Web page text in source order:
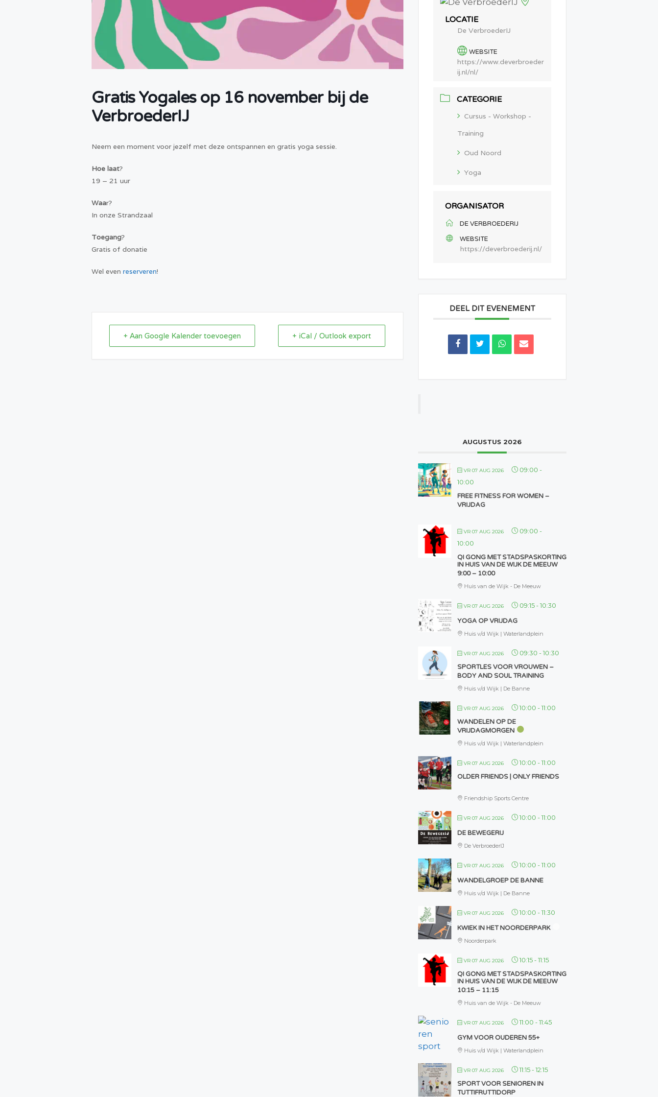
Gratis Yogales op 16 november bij de
VerbroederIJ
Neem een moment voor jezelf met deze ontspannen en gratis yoga sessie.
Hoe laat?
19 – 21 uur
Waar?
In onze Strandzaal
Toegang?
Gratis of donatie
Wel even reserveren!
+ Aan Google Kalender toevoegen + iCal / Outlook export
LOCATIE
De VerbroederIJ
WEBSITE
https://www.deverbroeder
ij.nl/nl/
CATEGORIE
Cursus - Workshop -
Training
Oud Noord
Yoga
ORGANISATOR
DE VERBROEDERIJ
WEBSITE
https://deverbroederij.nl/
DEEL DIT EVENEMENT
AUGUSTUS 2026
VR 07 AUG 2026 09:00 -
10:00
FREE FITNESS FOR WOMEN –
VRIJDAG
VR 07 AUG 2026 09:00 -
10:00
QI GONG MET STADSPASKORTING
IN HUIS VAN DE WIJK DE MEEUW
9:00 – 10:00
Huis van de Wijk - De Meeuw
VR 07 AUG 2026 09:15-10:30
YOGA OP VRIJDAG
Huis v/d Wijk | Waterlandplein
VR 07 AUG 2026 09:30 -10:30
SPORTLES VOOR VROUWEN –
BODY AND SOUL TRAINING
Huis v/d Wijk | De Banne
VR 07 AUG 2026 10:00 -11:00
WANDELEN OP DE
VRIJDAGMORGEN
Huis v/d Wijk | Waterlandplein
VR 07 AUG 2026 10:00 -11:00
OLDER FRIENDS | ONLY FRIENDS
Friendship Sports Centre
VR 07 AUG 2026 10:00 -11:00
DE BEWEGERIJ
De VerbroederIJ
VR 07 AUG 2026 10:00 -11:00
WANDELGROEP DE BANNE
Huis v/d Wijk | De Banne
VR 07 AUG 2026 10:00 -11:30
KWIEK IN HET NOORDERPARK
Noorderpark
VR 07 AUG 2026 10:15-11:15
QI GONG MET STADSPASKORTING
IN HUIS VAN DE WIJK DE MEEUW
10:15 – 11:15
Huis van de Wijk - De Meeuw
VR 07 AUG 2026 11:00 -11:45
GYM VOOR OUDEREN 55+
Huis v/d Wijk | Waterlandplein
VR 07 AUG 2026 11:15-12:15
SPORT VOOR SENIOREN IN
TUTTIFRUTTIDORP